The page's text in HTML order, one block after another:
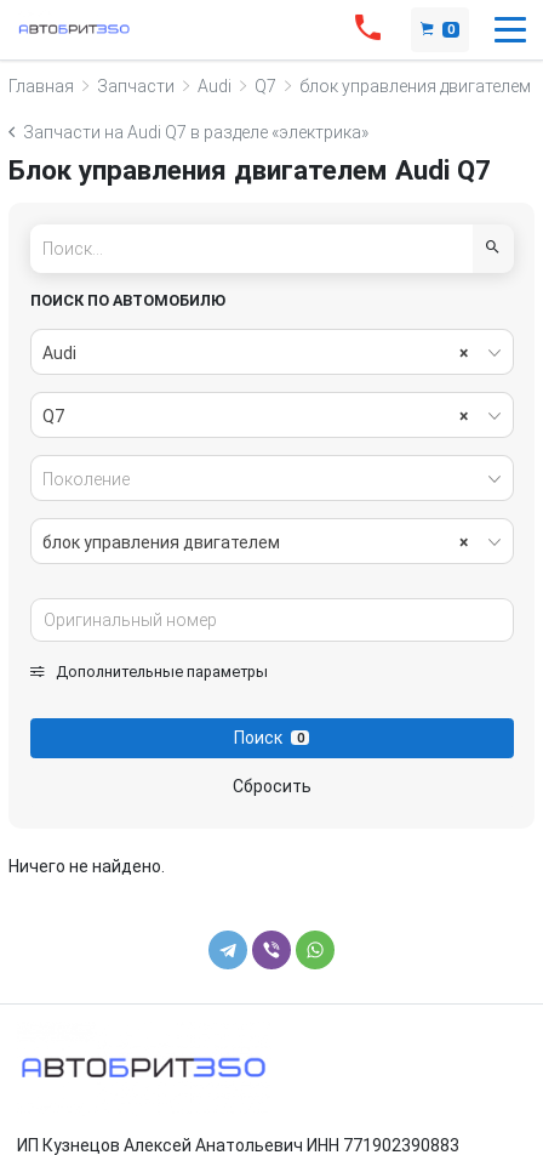
0
Главная Запчасти Audi Q7 блок управления двигателем
Запчасти на Audi Q7 в разделе «электрика»
Блок управления двигателем Audi Q7
ПОИСК ПО АВТОМОБИЛЮ
×
Audi
×
Q7
Поколение
×
блок управления двигателем
Дополнительные параметры
Поиск 0
Сбросить
Ничего не найдено.
ИП Кузнецов Алексей Анатольевич ИНН 771902390883